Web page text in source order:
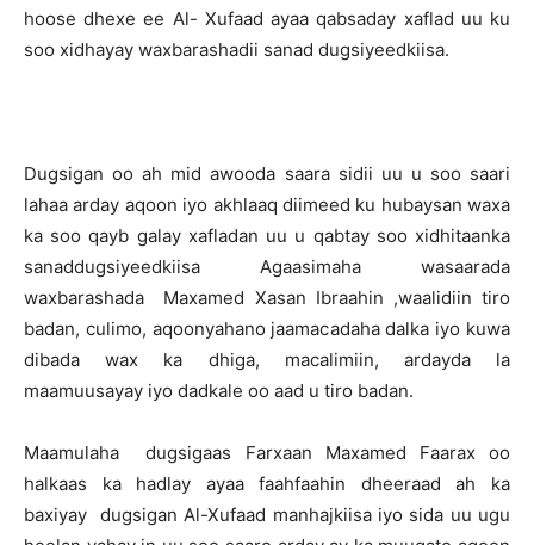
hoose dhexe ee Al- Xufaad ayaa qabsaday xaflad uu ku
soo xidhayay waxbarashadii sanad dugsiyeedkiisa.
Dugsigan oo ah mid awooda saara sidii uu u soo saari
lahaa arday aqoon iyo akhlaaq diimeed ku hubaysan waxa
ka soo qayb galay xafladan uu u qabtay soo xidhitaanka
sanaddugsiyeedkiisa Agaasimaha wasaarada
waxbarashada Maxamed Xasan Ibraahin ,waalidiin tiro
badan, culimo, aqoonyahano jaamacadaha dalka iyo kuwa
dibada wax ka dhiga, macalimiin, ardayda la
maamuusayay iyo dadkale oo aad u tiro badan.
Maamulaha dugsigaas Farxaan Maxamed Faarax oo
halkaas ka hadlay ayaa faahfaahin dheeraad ah ka
baxiyay dugsigan Al-Xufaad manhajkiisa iyo sida uu ugu